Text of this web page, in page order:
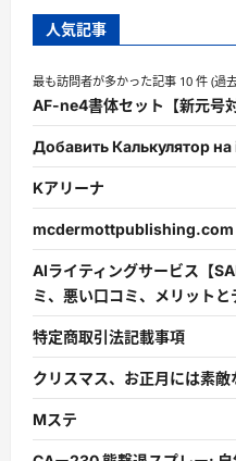
人気記事
最も訪問者が多かった記事 10 件 (過
AF-ne4書体セット【新元号対
Добавить Калькулятор на
Kアリーナ
mcdermottpublishing.com
AIライティングサービス【
ミ、悪い口コミ、メリット
特定商取引法記載事項
クリスマス、お正月には素
Mステ